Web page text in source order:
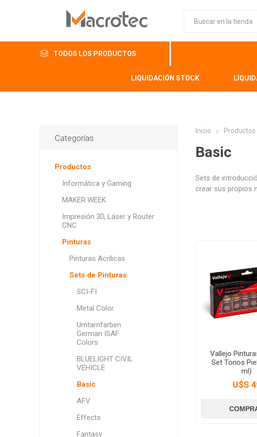
TODOS LOS PRODUCTOS
LIQUIDACIÓN STOCK
Inicio Productos
Basic
Sets de
crear sus propios
Vallejo
Set Tonos
ml)
U$S
Categorías
Productos
Informática y Gaming
MAKER WEEK
Impresión 3D, Láser y Router
CNC
Pinturas
Pinturas Acrílicas
Sets de Pinturas
SCI-FI
Metal Color
Umtarnfarben
German ISAF
Colors
BLUELIGHT CIVIL
VEHICLE
Basic
AFV
Effects
Fantasy